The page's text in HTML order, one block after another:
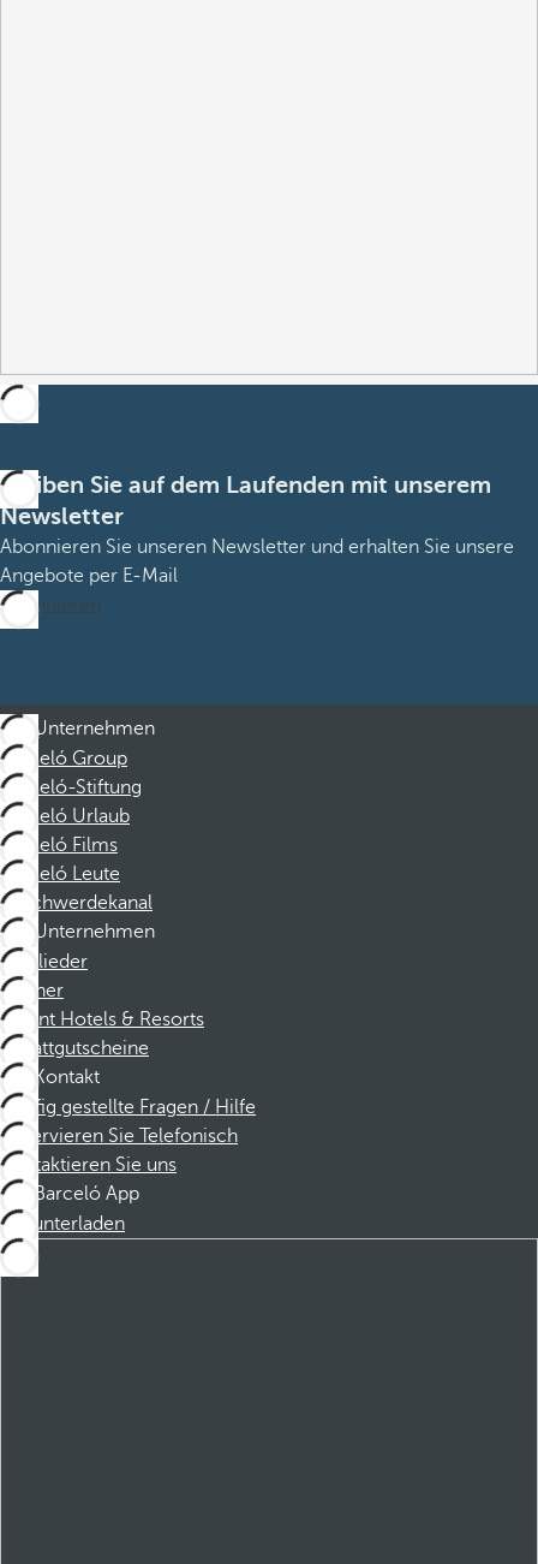
Bleiben Sie auf dem Laufenden mit unserem
Newsletter
Abonnieren Sie unseren Newsletter und erhalten Sie unsere
Angebote per E-Mail
Abonnieren
Unternehmen
Barceló Group
Barceló-Stiftung
Barceló Urlaub
Barceló Films
Barceló Leute
Beschwerdekanal
Unternehmen
Mitglieder
Partner
Dorint Hotels & Resorts
Rabattgutscheine
Kontakt
Häufig gestellte Fragen / Hilfe
Reservieren Sie Telefonisch
Kontaktieren Sie uns
Barceló App
Herunterladen